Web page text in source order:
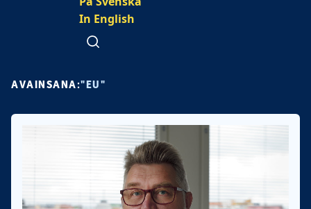
In English
Avaa haku
AVAINSANA:"EU"